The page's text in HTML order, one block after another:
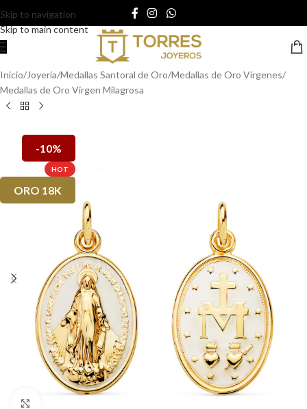
Skip to navigation
Skip to main content
Inicio/Joyería/Medallas Santoral de Oro/Medallas de Oro Vírgenes/
Medallas de Oro Virgen Milagrosa
-10%
HOT
ORO 18K